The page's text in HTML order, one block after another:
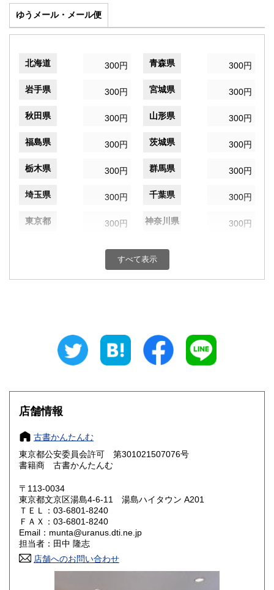
ゆうメール・メール便
北海道 300円 青森県 300円
岩手県 300円 宮城県 300円
秋田県 300円 山形県 300円
福島県 300円 茨城県 300円
栃木県 300円 群馬県 300円
埼玉県 300円 千葉県 300円
東京都 300円 神奈川県 300円
300円 富山県
300円 三重県
大阪府
奈良県
鳥取県 300円 島根県
岡山県
山口県 300円
香川県
高知県 300円
すべて表示
店舗情報
古書かんたんむ
東京都公安委員会許可 第301021507076号
書籍商 古書かんたんむ
〒113-0034
東京都文京区湯島4-6-11 湯島ハイタウン A201
ＴＥＬ：03-6801-8240
ＦＡＸ：03-6801-8240
Email：munta@uranus.dti.ne.jp
担当者：田中 隆志
店舗へのお問い合わせ